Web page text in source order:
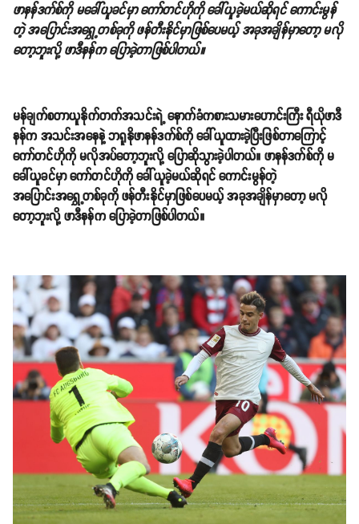
ဖာနန်ဒက်စ်ကို မခေါ်ယူခင်မှာ ကော်တင်ဟိုကို ခေါ်ယူခဲ့မယ်ဆိုရင် ကောင်းမွန်
တဲ့ အပြောင်းအရွှေ့တစ်ခုကို ဖန်တီးနိုင်မှာဖြစ်ပေမယ့် အခုအချိန်မှာတော့ မလို
တော့ဘူးလို့ ဖာဒီနန်က ပြောခဲ့တာဖြစ်ပါတယ်။
မန်ချက်စတာယူနိုက်တက်အသင်းရဲ့ နောက်ခံကစားသမားဟောင်းကြီး ရီယိုဖာဒီ
နန်က အသင်းအနေနဲ့ ဘရူနိုဖာနန်ဒက်စ်ကို ခေါ်ယူထားခဲ့ပြီးဖြစ်တာကြောင့်
ကော်တင်ဟိုကို မလိုအပ်တော့ဘူးလို့ ပြောဆိုသွားခဲ့ပါတယ်။ ဖာနန်ဒက်စ်ကို မ
ခေါ်ယူခင်မှာ ကော်တင်ဟိုကို ခေါ်ယူခဲ့မယ်ဆိုရင် ကောင်းမွန်တဲ့
အပြောင်းအရွှေ့တစ်ခုကို ဖန်တီးနိုင်မှာဖြစ်ပေမယ့် အခုအချိန်မှာတော့ မလို
တော့ဘူးလို့ ဖာဒီနန်က ပြောခဲ့တာဖြစ်ပါတယ်။